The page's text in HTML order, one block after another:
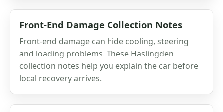
Front-End Damage Collection Notes
Front-end damage can hide cooling, steering
and loading problems. These Haslingden
collection notes help you explain the car before
local recovery arrives.